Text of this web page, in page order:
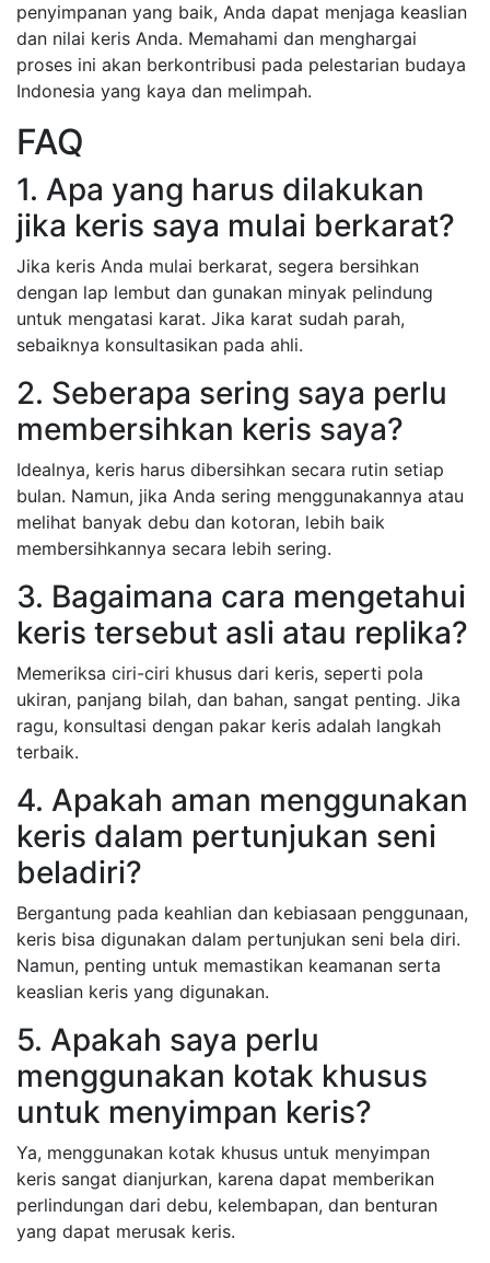
penyimpanan yang baik, Anda dapat menjaga keaslian
dan nilai keris Anda. Memahami dan menghargai
proses ini akan berkontribusi pada pelestarian budaya
Indonesia yang kaya dan melimpah.
FAQ
1. Apa yang harus dilakukan
jika keris saya mulai berkarat?
Jika keris Anda mulai berkarat, segera bersihkan
dengan lap lembut dan gunakan minyak pelindung
untuk mengatasi karat. Jika karat sudah parah,
sebaiknya konsultasikan pada ahli.
2. Seberapa sering saya perlu
membersihkan keris saya?
Idealnya, keris harus dibersihkan secara rutin setiap
bulan. Namun, jika Anda sering menggunakannya atau
melihat banyak debu dan kotoran, lebih baik
membersihkannya secara lebih sering.
3. Bagaimana cara mengetahui
keris tersebut asli atau replika?
Memeriksa ciri-ciri khusus dari keris, seperti pola
ukiran, panjang bilah, dan bahan, sangat penting. Jika
ragu, konsultasi dengan pakar keris adalah langkah
terbaik.
4. Apakah aman menggunakan
keris dalam pertunjukan seni
beladiri?
Bergantung pada keahlian dan kebiasaan penggunaan,
keris bisa digunakan dalam pertunjukan seni bela diri.
Namun, penting untuk memastikan keamanan serta
keaslian keris yang digunakan.
5. Apakah saya perlu
menggunakan kotak khusus
untuk menyimpan keris?
Ya, menggunakan kotak khusus untuk menyimpan
keris sangat dianjurkan, karena dapat memberikan
perlindungan dari debu, kelembapan, dan benturan
yang dapat merusak keris.